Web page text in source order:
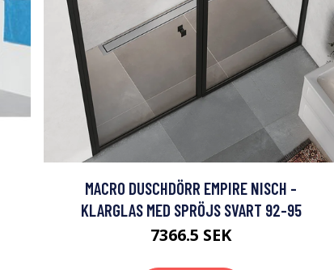
MACRO DUSCHDÖRR EMPIRE NISCH -
KLARGLAS MED SPRÖJS SVART 92-95
7366.5 SEK